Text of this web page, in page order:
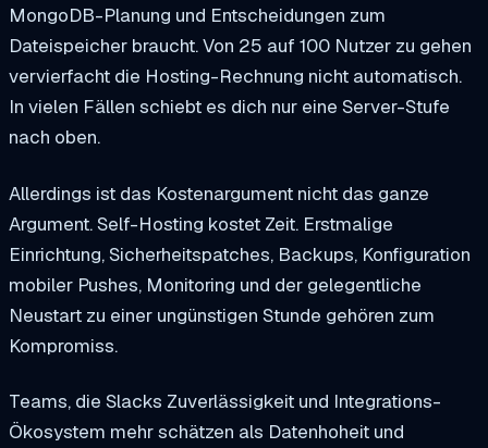
MongoDB-Planung und Entscheidungen zum
Dateispeicher braucht. Von 25 auf 100 Nutzer zu gehen
vervierfacht die Hosting-Rechnung nicht automatisch.
In vielen Fällen schiebt es dich nur eine Server-Stufe
nach oben.
Allerdings ist das Kostenargument nicht das ganze
Argument. Self-Hosting kostet Zeit. Erstmalige
Einrichtung, Sicherheitspatches, Backups, Konfiguration
mobiler Pushes, Monitoring und der gelegentliche
Neustart zu einer ungünstigen Stunde gehören zum
Kompromiss.
Teams, die Slacks Zuverlässigkeit und Integrations-
Ökosystem mehr schätzen als Datenhoheit und